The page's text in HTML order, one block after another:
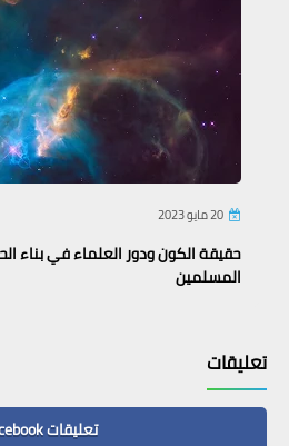
20 مايو 2023
حقيقة الكون ودور العلماء في بناء
المسلمين
تعليقات
تعليقات Facebook